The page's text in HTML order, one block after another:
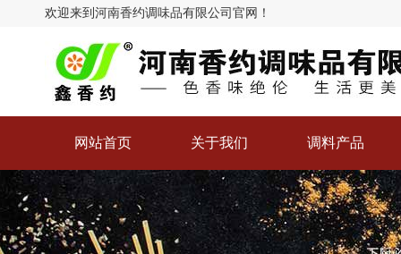
欢迎来到河南香约调味品有限公司官网！
限公司
网站首页 关于我们 调料产品